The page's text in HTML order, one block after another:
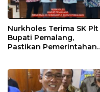
Nurkholes Terima SK Plt
Bupati Pemalang,
Pastikan Pemerintahan